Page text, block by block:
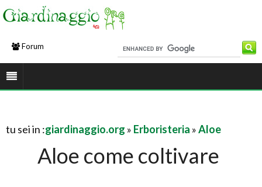
Forum
tu sei in :giardinaggio.org » Erboristeria »Aloe
Aloe come coltivare